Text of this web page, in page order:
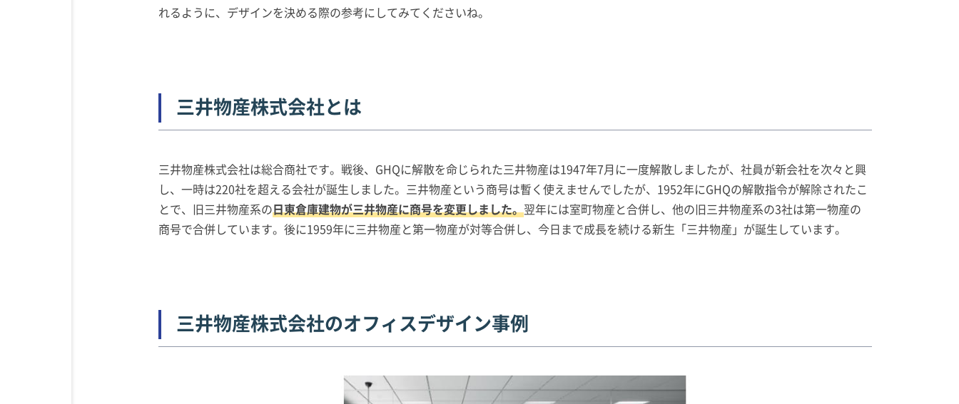
れるように、デザインを決める際の参考にしてみてくださいね。
三井物産株式会社とは
三井物産株式会社は総合商社です。戦後、GHQに解散を命じられた三井物産は1947年7月に一度解散しましたが、社員が新会社を次々と興
し、一時は220社を超える会社が誕生しました。三井物産という商号は暫く使えませんでしたが、1952年にGHQの解散指令が解除されたこ
とで、旧三井物産系の日東倉庫建物が三井物産に商号を変更しました。翌年には室町物産と合併し、他の旧三井物産系の3社は第一物産の
商号で合併しています。後に1959年に三井物産と第一物産が対等合併し、今日まで成長を続ける新生「三井物産」が誕生しています。
三井物産株式会社のオフィスデザイン事例